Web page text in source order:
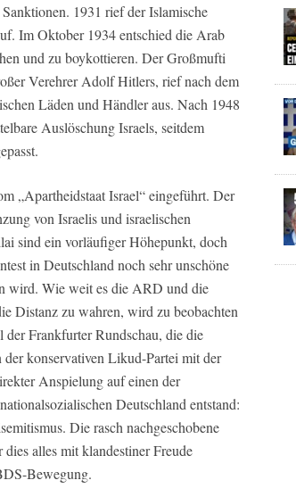
1931 rief der Islamische
Im Oktober 1934 entschied die Arab
und zu boykottieren. Der Großmufti
Verehrer Adolf Hitlers, rief nach dem
Läden und Händler aus. Nach 1948
Auslöschung Israels, seitdem
„Apartheidstaat Israel“ eingeführt. Der
von Israelis und israelischen
sind ein vorläufiger Höhepunkt, doch
in Deutschland noch sehr unschöne
wird. Wie weit es die ARD und die
Distanz zu wahren, wird zu beobachten
der Frankfurter Rundschau, die die
konservativen Likud-Partei mit der
Anspielung auf einen der
Deutschland entstand:
Die rasch nachgeschobene
alles mit klandestiner Freude
Bewegung.